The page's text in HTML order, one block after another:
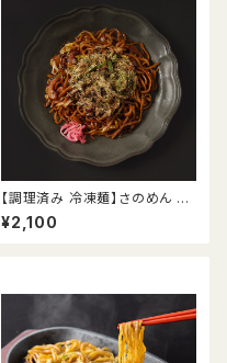
【調理済み 冷凍麺】さのめん 富
士宮焼きそば 3食
¥2,100